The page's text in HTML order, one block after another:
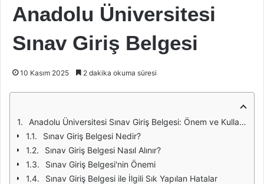
Anadolu Üniversitesi
Sınav Giriş Belgesi
10 Kasım 2025 2 dakika okuma süresi
Anadolu Üniversitesi Sınav Giriş Belgesi: Önem ve Kullanım Alanları
Sınav Giriş Belgesi Nedir?
Sınav Giriş Belgesi Nasıl Alınır?
Sınav Giriş Belgesi'nin Önemi
Sınav Giriş Belgesi ile İlgili Sık Yapılan Hatalar